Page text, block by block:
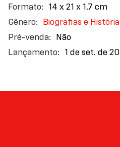
14 x 21 x 1.7 cm
Biografias e
Não
1 de set. de